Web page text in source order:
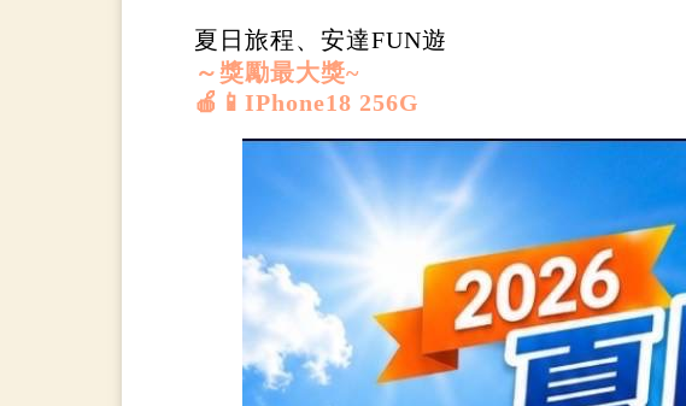
夏日旅程、安達FUN遊
～獎勵最大獎~
🍎📱IPhone18 256G